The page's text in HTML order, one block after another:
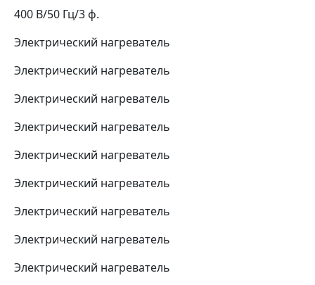
400 В/50 Гц/3 ф.
Электрический нагреватель
Электрический нагреватель
Электрический нагреватель
Электрический нагреватель
Электрический нагреватель
Электрический нагреватель
Электрический нагреватель
Электрический нагреватель
Электрический нагреватель